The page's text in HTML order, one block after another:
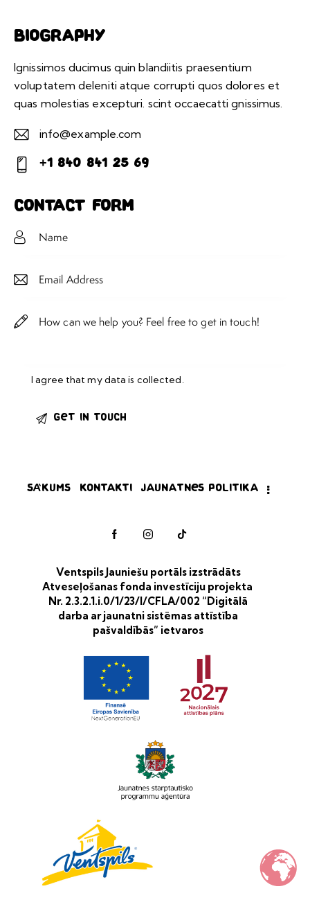
Biography
Ignissimos ducimus quin blandiitis praesentium
voluptatem deleniti atque corrupti quos dolores et
quas molestias excepturi. scint occaecatti gnissimus.
E-
m
info@example.com
on
+1 840 841 25 69
Contact Form
I agree that my data is collected.
Sākums Kontakti Jaunatnes politika
Ventspils Jauniešu portāls izstrādāts
Atveseļošanas fonda investīciju projekta
Nr. 2.3.2.1.i.0/1/23/I/CFLA/002 “Digitālā
darba ar jaunatni sistēmas attīstība
pašvaldībās” ietvaros